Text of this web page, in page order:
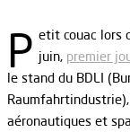
P etit couac lors
juin, premier
le stand du BDLI
aéronautiques et